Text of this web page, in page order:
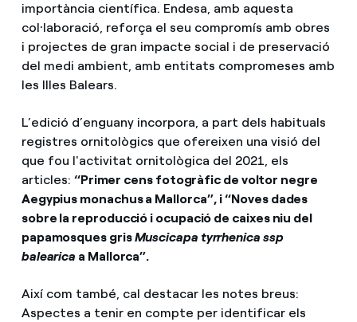
importància científica. Endesa, amb aquesta
col·laboració, reforça el seu compromís amb obres
i projectes de gran impacte social i de preservació
del medi ambient, amb entitats compromeses amb
les Illes Balears.
L’edició d’enguany incorpora, a part dels habituals
registres ornitològics que ofereixen una visió del
que fou l'activitat ornitològica del 2021, els
articles: “Primer cens fotogràfic de voltor negre
Aegypius monachus a Mallorca”, i “Noves dades
sobre la reproducció i ocupació de caixes niu del
papamosques grisMuscicapa tyrrhenica ssp
balearica a Mallorca”.
Així com també, cal destacar les notes breus:
Aspectes a tenir en compte per identificar els